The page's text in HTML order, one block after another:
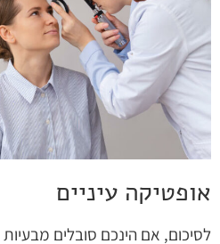
אופטיקה עיניים
לסיכום, אם הינכם סובלים מבעיות